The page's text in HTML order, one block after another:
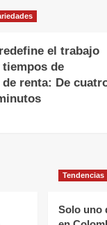
el trabajo
de
renta: De
Tendencias
Solo uno